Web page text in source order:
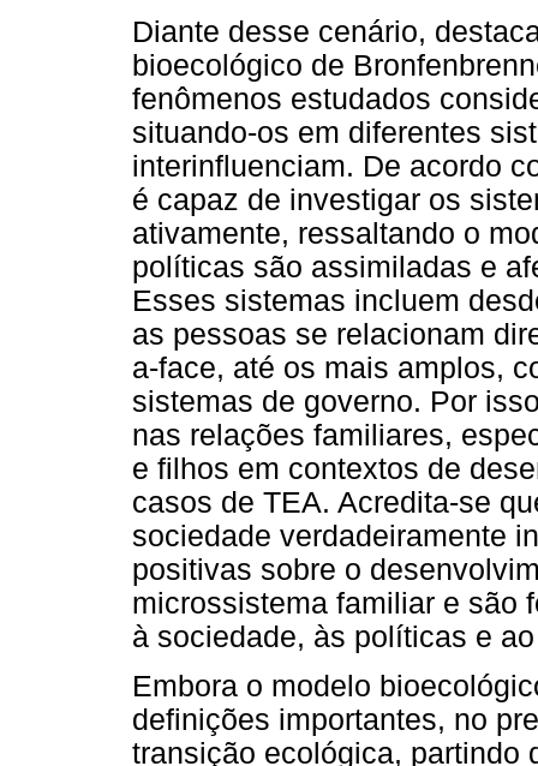
Diante desse cenário,
bioecológico de
fenômenos estudados
situando-os em diferentes
interinfluenciam. De acordo
é capaz de investigar os
ativamente, ressaltando o
políticas são assimiladas e
Esses sistemas incluem
as pessoas se relacionam
a-face, até os mais amplos,
sistemas de governo. Por
nas relações familiares,
e filhos em contextos de
casos de TEA. Acredita-se
sociedade verdadeiramente
positivas sobre o
microssistema familiar e são
à sociedade, às políticas e
Embora o modelo
definições importantes, no
transição ecológica, partindo